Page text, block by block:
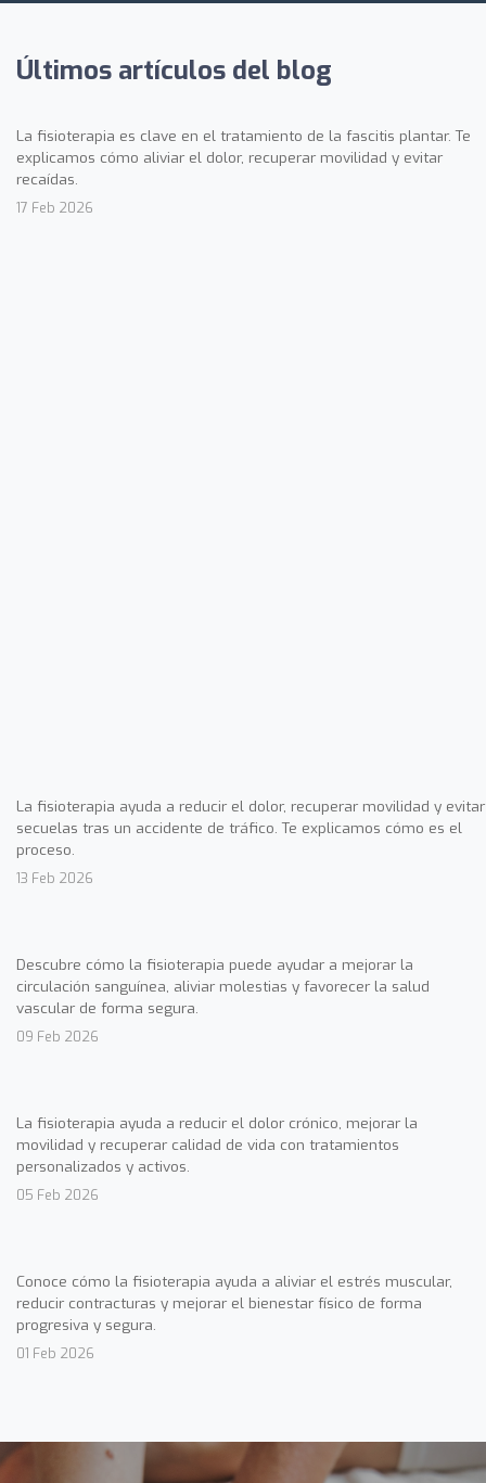
Últimos artículos del blog
La fisioterapia es clave en el tratamiento de la fascitis plantar. Te
explicamos cómo aliviar el dolor, recuperar movilidad y evitar
recaídas.
17 Feb 2026
La fisioterapia ayuda a reducir el dolor, recuperar movilidad y evitar
secuelas tras un accidente de tráfico. Te explicamos cómo es el
proceso.
13 Feb 2026
Descubre cómo la fisioterapia puede ayudar a mejorar la
circulación sanguínea, aliviar molestias y favorecer la salud
vascular de forma segura.
09 Feb 2026
La fisioterapia ayuda a reducir el dolor crónico, mejorar la
movilidad y recuperar calidad de vida con tratamientos
personalizados y activos.
05 Feb 2026
Conoce cómo la fisioterapia ayuda a aliviar el estrés muscular,
reducir contracturas y mejorar el bienestar físico de forma
progresiva y segura.
01 Feb 2026